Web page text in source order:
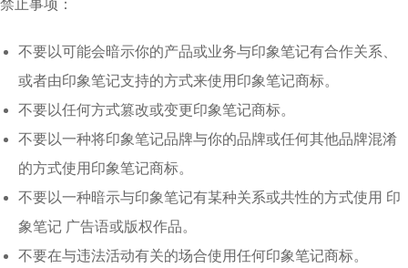
禁止事项：
不要以可能会暗示你的产品或业务与印象笔记有合作关系、
或者由印象笔记支持的方式来使用印象笔记商标。
不要以任何方式篡改或变更印象笔记商标。
不要以一种将印象笔记品牌与你的品牌或任何其他品牌混淆
的方式使用印象笔记商标。
不要以一种暗示与印象笔记有某种关系或共性的方式使用 印
象笔记 广告语或版权作品。
不要在与违法活动有关的场合使用任何印象笔记商标。